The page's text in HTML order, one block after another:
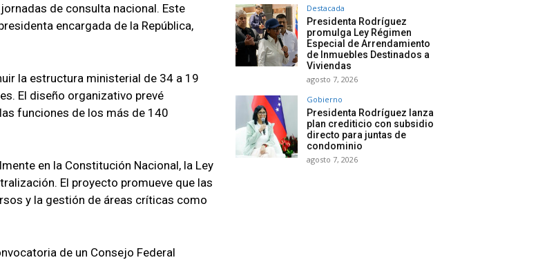
de consulta nacional. Este
encargada de la República,
la estructura ministerial de 34 a 19
El diseño organizativo prevé
funciones de los más de 140
en la Constitución Nacional, la Ley
El proyecto promueve que las
y la gestión de áreas críticas como
de un Consejo Federal
Destacada
Presidenta Rodríguez
promulga Ley Régimen
Especial de Arrendamiento
de Inmuebles Destinados a
Viviendas
agosto 7, 2026
Gobierno
Presidenta Rodríguez lanza
plan crediticio con subsidio
directo para juntas de
condominio
agosto 7, 2026